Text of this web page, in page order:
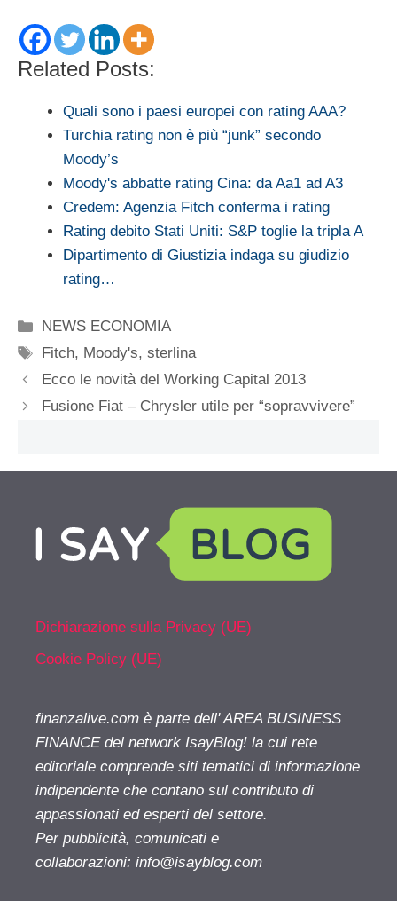
Related Posts:
Quali sono i paesi europei con rating AAA?
Turchia rating non è più “junk” secondo
Moody’s
Moody's abbatte rating Cina: da Aa1 ad A3
Credem: Agenzia Fitch conferma i rating
Rating debito Stati Uniti: S&P toglie la tripla A
Dipartimento di Giustizia indaga su giudizio
rating…
Categorie
NEWS ECONOMIA
Tag
Fitch, Moody's,sterlina
Ecco le novità del Working Capital 2013
Fusione Fiat – Chrysler utile per “sopravvivere”
Dichiarazione sulla Privacy (UE)
Cookie Policy (UE)
finanzalive.com è parte dell' AREA BUSINESS
FINANCE del network IsayBlog! la cui rete
editoriale comprende siti tematici di informazione
indipendente che contano sul contributo di
appassionati ed esperti del settore.
Per pubblicità, comunicati e
collaborazioni: info@isayblog.com